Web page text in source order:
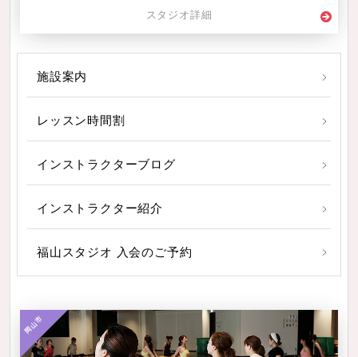
スタジオ詳細
施設案内
レッスン時間割
インストラクターブログ
インストラクター紹介
福山スタジオ 入会のご予約